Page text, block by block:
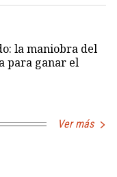
la maniobra del
para ganar el
Ver más